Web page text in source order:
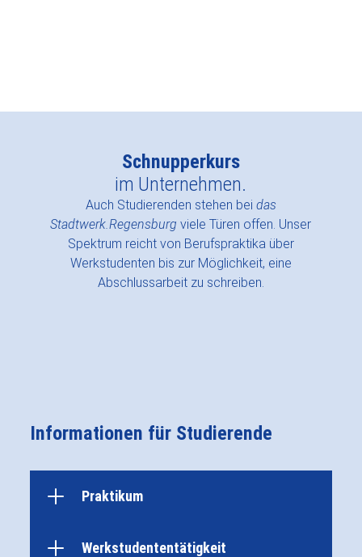
Schnupperkurs
im Unternehmen.
Auch Studierenden stehen bei das
Stadtwerk.Regensburgviele Türen offen. Unser
Spektrum reicht von Berufspraktika über
Werkstudenten bis zur Möglichkeit, eine
Abschlussarbeit zu schreiben.
Informationen für Studierende
Praktikum
Werkstudententätigkeit